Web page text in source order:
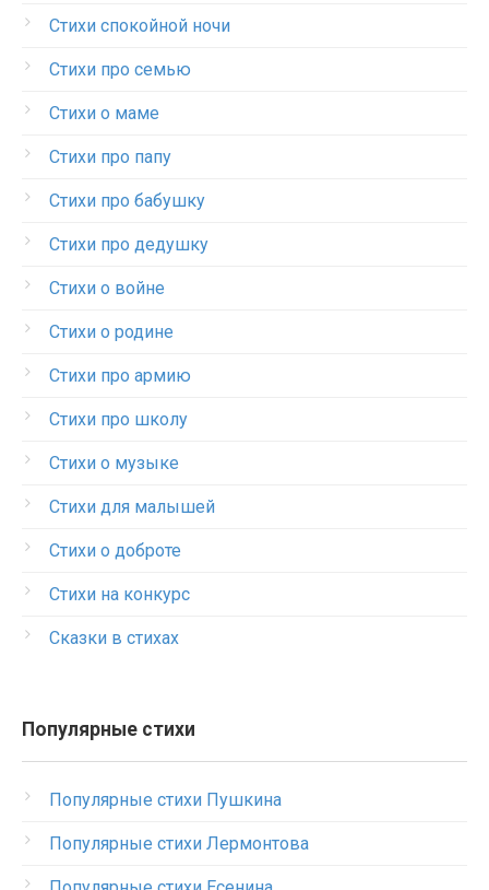
Стихи спокойной ночи
Стихи про семью
Стихи о маме
Стихи про папу
Стихи про бабушку
Стихи про дедушку
Стихи о войне
Стихи о родине
Стихи про армию
Стихи про школу
Стихи о музыке
Стихи для малышей
Стихи о доброте
Стихи на конкурс
Сказки в стихах
Популярные стихи
Популярные стихи Пушкина
Популярные стихи Лермонтова